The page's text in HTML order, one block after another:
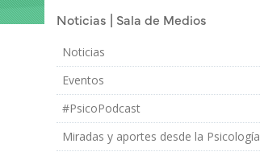
Noticias | Sala de Medios
Noticias
Eventos
#PsicoPodcast
Miradas y aportes desde la Psicología